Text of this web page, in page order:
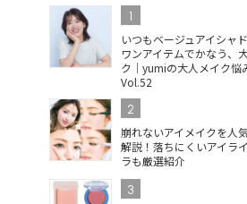
1
いつもベージュアイシャ
ワンアイテムでかなう、
ク｜yumiの大人メイク悩
Vol.52
2
崩れないアイメイクを人
解説！落ちにくいアイラ
ラも厳選紹介
3